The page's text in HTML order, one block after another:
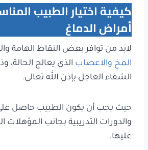
كيفية اختيار الطبيب
أمراض الدماغ
لابد من توافر بعض النقاط الهامة
المخ والاعصاب الذي يعالج الحالة،
الشفاء العاجل بإذن الله تعالى.
حيث يجب أن يكون الطبيب حاصل
والدورات التدريبية بجانب المؤهلات
عليها.